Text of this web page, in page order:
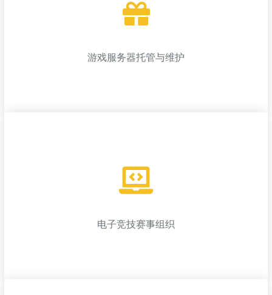
游戏AI技术研发
游戏服务器托管与维护
游戏服务器托管与维护
提供专业的游戏服务器托管、运维和技术支持，保证游戏的正常
电子竞技赛事组织